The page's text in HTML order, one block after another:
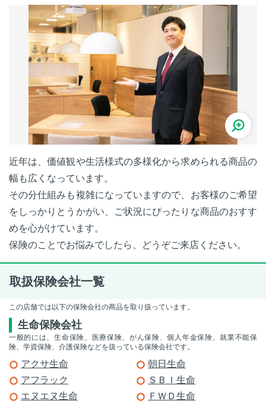
近年は、価値観や生活様式の多様化から求められる商品の
幅も広くなっています。
その分仕組みも複雑になっていますので、お客様のご希望
をしっかりとうかがい、ご状況にぴったりな商品のおすす
めを心がけています。
保険のことでお悩みでしたら、どうぞご来店ください。
取扱保険会社一覧
この店舗では以下の保険会社の商品を取り扱っています。
生命保険会社
一般的には、生命保険、医療保険、がん保険、個人年金保険、就業不能保
険、学資保険、介護保険などを扱っている保険会社です。
アクサ生命
朝日生命
アフラック
ＳＢＩ生命
エヌエヌ生命
ＦＷＤ生命